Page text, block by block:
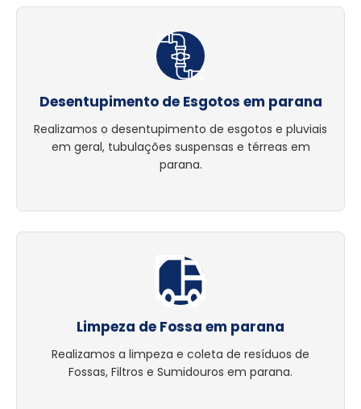
Desentupimento de Esgotos em parana
Realizamos o desentupimento de esgotos e pluviais
em geral, tubulações suspensas e térreas em
parana.
Limpeza de Fossa em parana
Realizamos a limpeza e coleta de resíduos de
Fossas, Filtros e Sumidouros em parana.